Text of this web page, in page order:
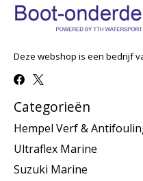
Deze webshop is een bedrijf
Categorieën
Hempel Verf &
Ultraflex Marine
Suzuki Marine